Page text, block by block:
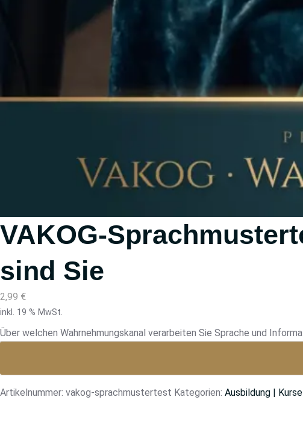
VAKOG-
sind Sie
2,99 €
inkl. 19 % MwSt.
Über welchen Wahrnehmungskanal verarbeiten Sie Sprache und
Artikelnummer: vakog-sprachmustertest Kategorien: Ausbildung |